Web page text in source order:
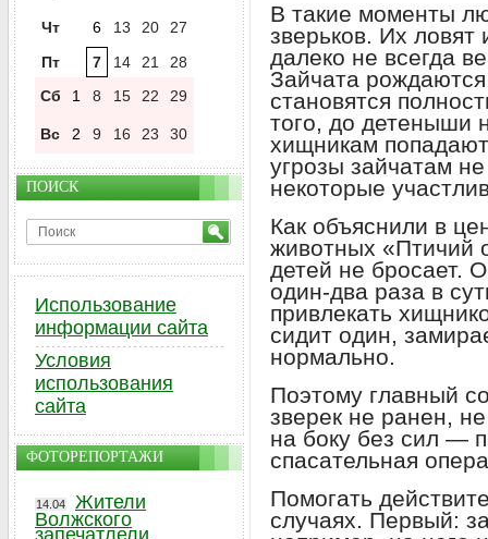
В такие моменты
зверьков. Их
далеко не всегда
Зайчата
становятся
того, до детеныши
хищникам
угрозы зайчатам
некоторые
Как объяснили в
животных «Птичий
детей не бросает.
один-два раза в
привлекать
сидит один,
нормально.
Поэтому главный
зверек не ранен,
на боку без сил —
спасательная
Помогать
случаях. Первый:
Чт 6 13 20
27
Пт
7 14 21
28
Сб
1 8 15 22 29
Вс 2 9 16 23 30
ПОИСК
Использование
информации сайта
Условия
использования
сайта
ФОТОРЕПОРТАЖИ
14.04
Жители
Волжского
запечатлели